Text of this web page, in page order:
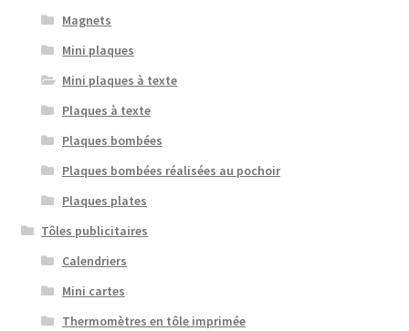
Magnets
Mini plaques
Mini plaques à texte
Plaques à texte
Plaques bombées
Plaques bombées réalisées au pochoir
Plaques plates
Tôles publicitaires
Calendriers
Mini cartes
Thermomètres en tôle imprimée